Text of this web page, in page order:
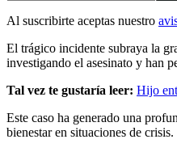
Al suscribirte aceptas nuestro
El trágico incidente subraya la
investigando el asesinato y han
Tal vez te gustaría leer: Hijo
Este caso ha generado una
bienestar en situaciones de crisis.